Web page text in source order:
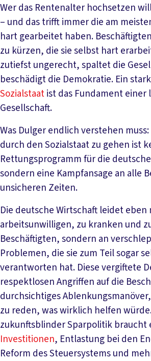
Wer das Rentenalter hochsetzen
– und das trifft immer die am
hart gearbeitet haben.
zu kürzen, die sie selbst hart
zutiefst ungerecht, spaltet die
beschädigt die Demokratie. Ein
Sozialstaatist das Fundament
Gesellschaft.
Was Dulger endlich verstehen
durch den Sozialstaat zu gehen ist
Rettungsprogramm für die
sondern eine Kampfansage an alle
unsicheren Zeiten.
Die deutsche Wirtschaft leidet eben
arbeitsunwilligen, zu kranken und
Beschäftigten, sondern an
Problemen, die sie zum Teil sogar
verantworten hat. Diese vergiftete
respektlosen Angriffen auf die
durchsichtiges
zu reden, was wirklich helfen
zukunftsblinder Sparpolitik braucht
Investitionen, Entlastung bei den
Reform des Steuersystems und